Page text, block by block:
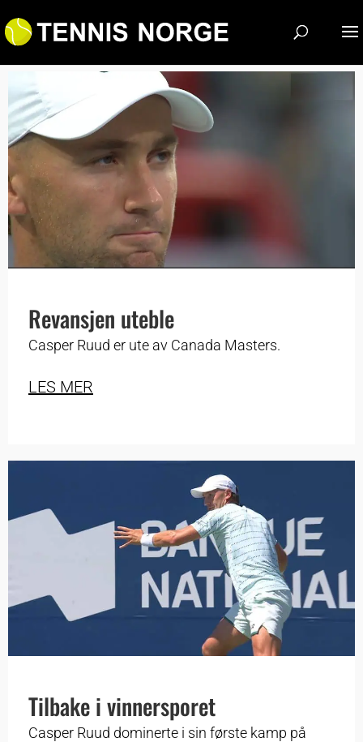
Revansjen uteble
Casper Ruud er ute av Canada Masters.
LES MER
Tilbake i vinnersporet
Casper Ruud dominerte i sin første kamp på